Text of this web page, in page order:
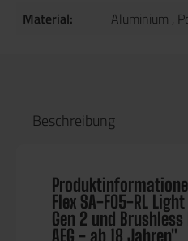
Material:
Aluminium ,
Beschreibung
Flex SA-F05-RL Light
Gen 2 und
AEG - ab 18 Jahren"